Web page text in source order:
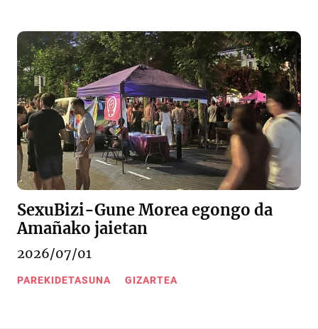
SexuBizi-Gune Morea egongo da
Amañako jaietan
2026/07/01
PAREKIDETASUNA GIZARTEA